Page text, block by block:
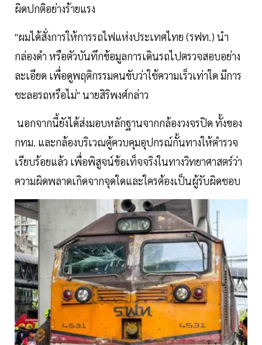
ผิดปกติอย่างร้ายแรง
"ผมได้สั่งการให้การรถไฟแห่งประเทศไทย (รฟท.) นำ
กล่องดำ หรือตัวบันทึกข้อมูลการเดินรถไปตรวจสอบอย่าง
ละเอียด เพื่อดูพฤติกรรมคนขับว่าใช้ความเร็วเท่าใด มีการ
ชะลอรถหรือไม่" นายสิริพงศ์กล่าว
นอกจากนี้ยังได้ส่งมอบหลักฐานจากกล้องวงจรปิด ทั้งของ
กทม. และกล้องบริเวณตู้ควบคุมอุปกรณ์กั้นทางให้ตำรวจ
เรียบร้อยแล้ว เพื่อพิสูจน์ข้อเท็จจริงในทางวิทยาศาสตร์ว่า
ความผิดพลาดเกิดจากจุดใดและใครต้องเป็นผู้รับผิดชอบ